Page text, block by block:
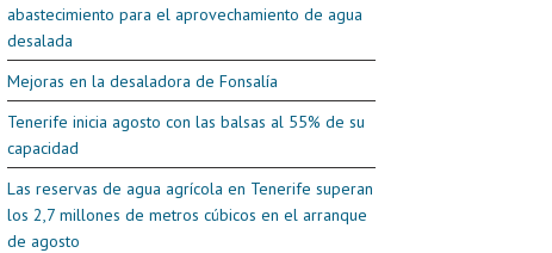
abastecimiento para el aprovechamiento de agua
desalada
Mejoras en la desaladora de Fonsalía
Tenerife inicia agosto con las balsas al 55% de su
capacidad
Las reservas de agua agrícola en Tenerife superan
los 2,7 millones de metros cúbicos en el arranque
de agosto